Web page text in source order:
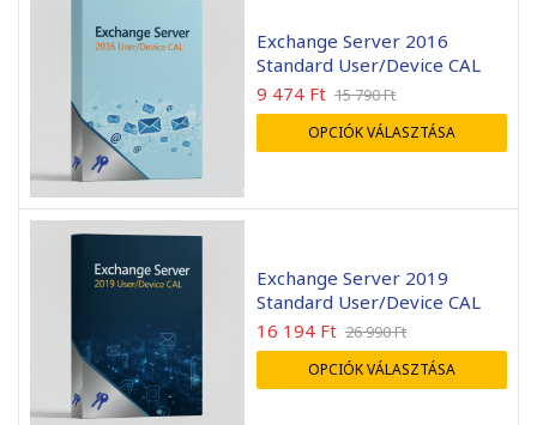
Exchange Server 2016
Standard User/Device CAL
15 790Ft
9 474 Ft
OPCIÓK VÁLASZTÁSA
Exchange Server 2019
Standard User/Device CAL
26 990Ft
16 194 Ft
OPCIÓK VÁLASZTÁSA
ment minden, a
sikeres volt.
2026-05-22
Mint mindig gyors
Zsolt Szálkai
2026-05-01